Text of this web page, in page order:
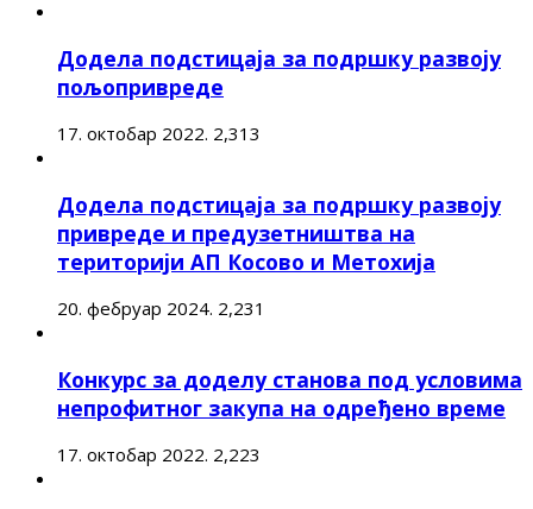
Додела подстицаја за подршку развоју
пољопривреде
17. октобар 2022. 2,313
Додела подстицаја за подршку развоју
привреде и предузетништва на
територији АП Косово и Метохија
20. фебруар 2024. 2,231
Конкурс за доделу станова под условима
непрофитног закупа на одређено време
17. октобар 2022. 2,223